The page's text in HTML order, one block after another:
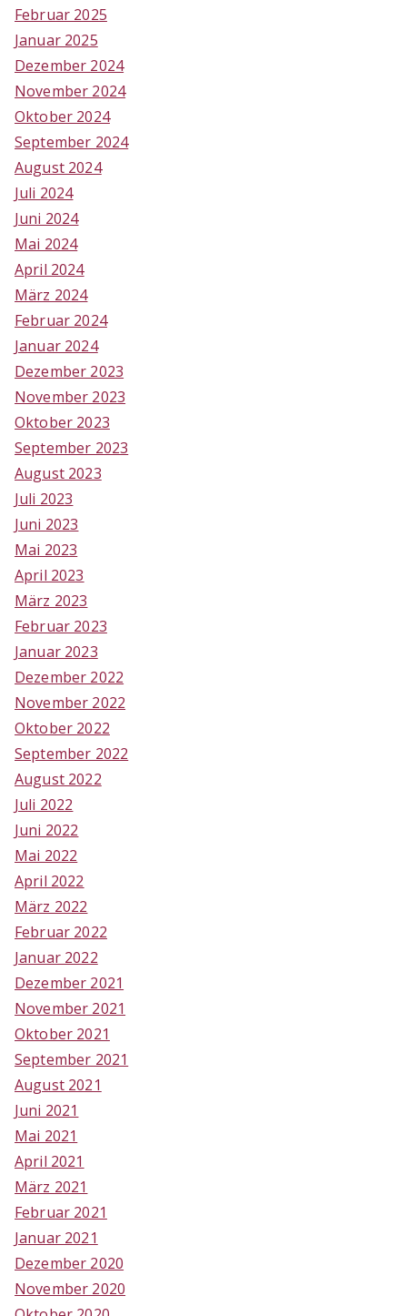
Februar 2025
Januar 2025
Dezember 2024
November 2024
Oktober 2024
September 2024
August 2024
Juli 2024
Juni 2024
Mai 2024
April 2024
März 2024
Februar 2024
Januar 2024
Dezember 2023
November 2023
Oktober 2023
September 2023
August 2023
Juli 2023
Juni 2023
Mai 2023
April 2023
März 2023
Februar 2023
Januar 2023
Dezember 2022
November 2022
Oktober 2022
September 2022
August 2022
Juli 2022
Juni 2022
Mai 2022
April 2022
März 2022
Februar 2022
Januar 2022
Dezember 2021
November 2021
Oktober 2021
September 2021
August 2021
Juni 2021
Mai 2021
April 2021
März 2021
Februar 2021
Januar 2021
Dezember 2020
November 2020